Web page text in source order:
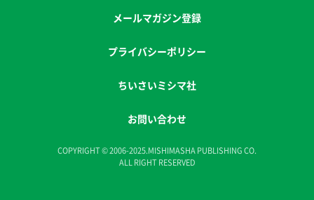
メールマガジン登録
プライバシーポリシー
ちいさいミシマ社
お問い合わせ
COPYRIGHT © 2006-2025.MISHIMASHA PUBLISHING CO.
ALL RIGHT RESERVED